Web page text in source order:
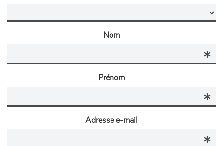
Nom
Prénom
Adresse e-mail